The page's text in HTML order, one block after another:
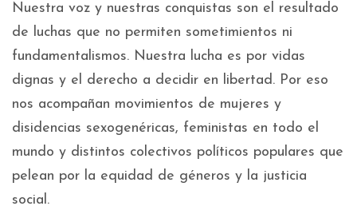
Nuestra voz y nuestras conquistas son el resultado
de luchas que no permiten sometimientos ni
fundamentalismos. Nuestra lucha es por vidas
dignas y el derecho a decidir en libertad. Por eso
nos acompañan movimientos de mujeres y
disidencias sexogenéricas, feministas en todo el
mundo y distintos colectivos políticos populares que
pelean por la equidad de géneros y la justicia
social.